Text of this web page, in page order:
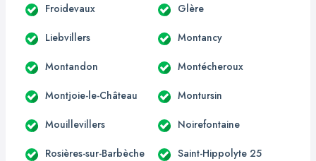
Froidevaux Glère
Liebvillers Montancy
Montandon Montécheroux
Montjoie-le-Château Montursin
Mouillevillers Noirefontaine
Rosières-sur-Barbèche Saint-Hippolyte 25